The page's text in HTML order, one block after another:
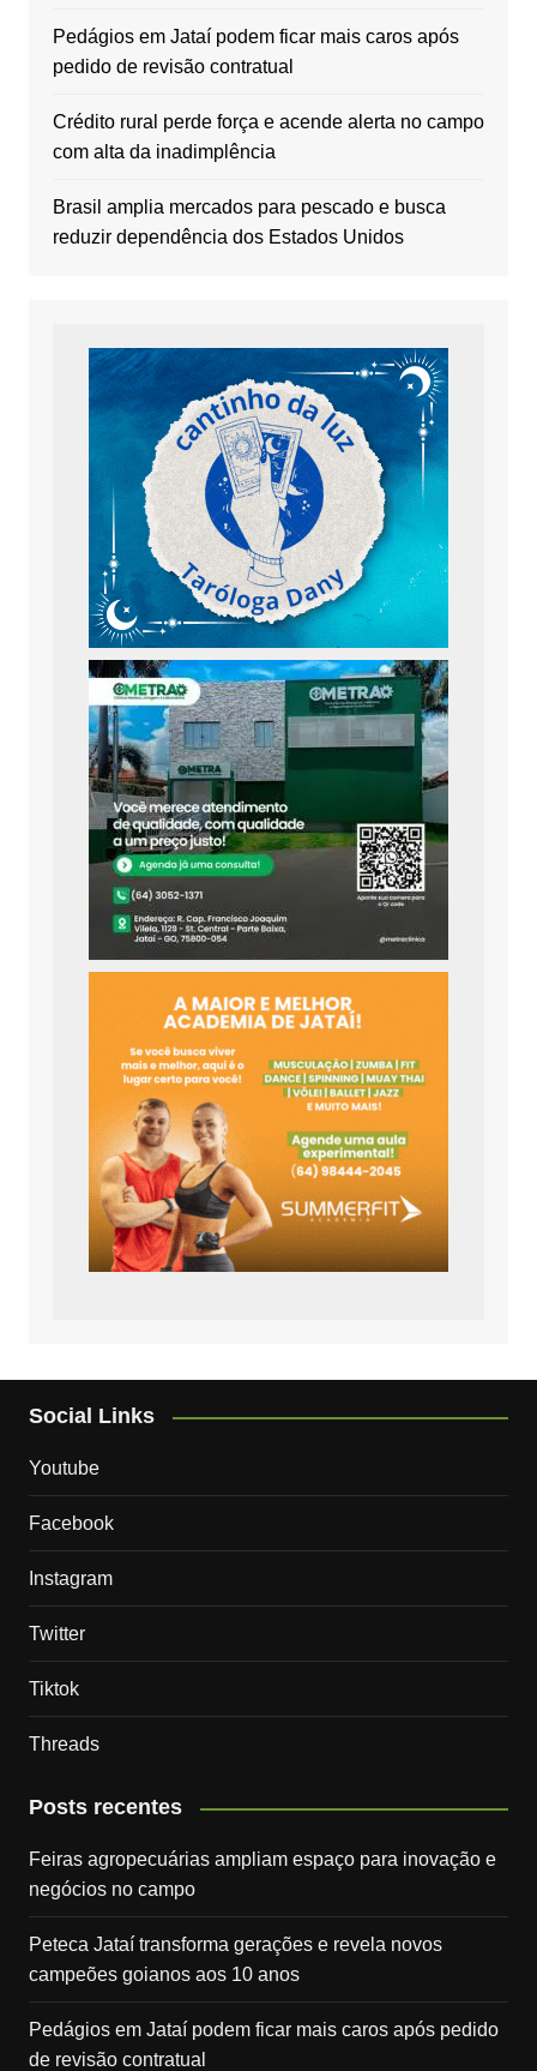
Pedágios em Jataí podem ficar mais caros após
pedido de revisão contratual
Crédito rural perde força e acende alerta no campo
com alta da inadimplência
Brasil amplia mercados para pescado e busca
reduzir dependência dos Estados Unidos
Social Links
Youtube
Facebook
Instagram
Twitter
Tiktok
Threads
Posts recentes
Feiras agropecuárias ampliam espaço para inovação e
negócios no campo
Peteca Jataí transforma gerações e revela novos
campeões goianos aos 10 anos
Pedágios em Jataí podem ficar mais caros após pedido
de revisão contratual